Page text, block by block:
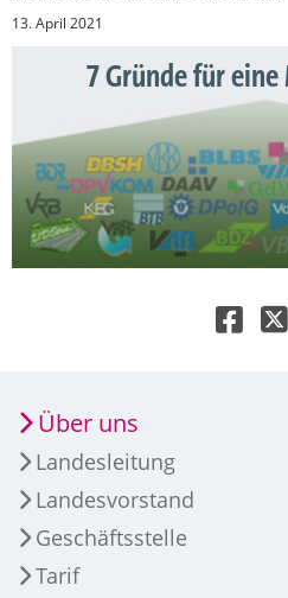
13. April 2021
7 Gründe für
Über uns
Landesleitung
Landesvorstand
Geschäftsstelle
Tarif